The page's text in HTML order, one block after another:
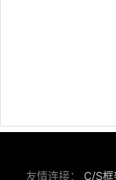
友情连接： C/S框